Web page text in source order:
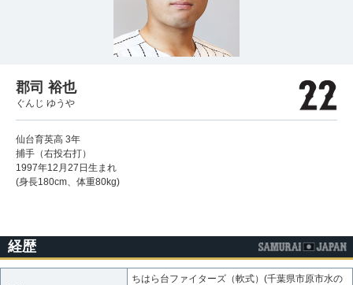
郡司 裕也
ぐんじ ゆうや
仙台育英高 3年
捕手（右投右打）
1997年12月27日生まれ
(身長180cm、体重80kg)
経歴
ちはら台ファイターズ（軟式）(千葉県市原市水の